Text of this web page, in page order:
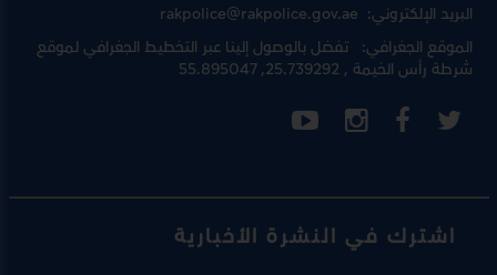
البريد الإلكتروني:rakpolice@rakpolice.gov.ae
الموقع الجغرافي: تفضل بالوصول إلينا عبرالتخطيط الجغرافي لموقع
شرطة رأس الخيمة, 25.739292, 55.895047
اشترك في النشرة الأخبارية